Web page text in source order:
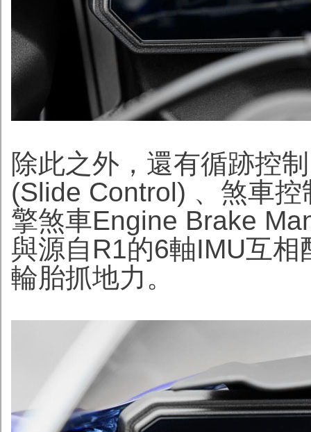
除此之外，還有循跡控
(Slide Control) 、煞車
擎煞車Engine Brake
與源自R1的6軸IMU互
輪胎抓地力。